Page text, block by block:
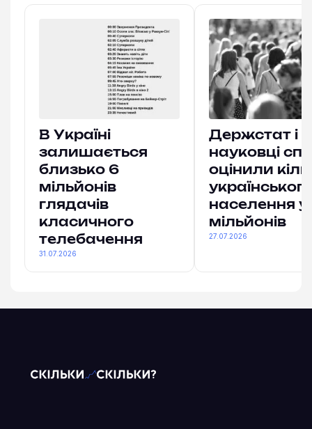
В Україні
залишається
близько 6
мільйонів
глядачів
класичного
телебачення
31.07.2026
Держстат і
науковці
оцінили
населення у
мільйонів
27.07.2026